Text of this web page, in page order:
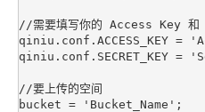
//需要填写你的 Access Key
qiniu.conf.ACCESS_KEY =
qiniu.conf.SECRET_KEY =
//要上传的空间
bucket = 'Bucket_Name';